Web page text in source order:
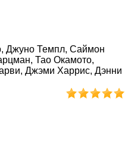
Джуно Темпл, Саймон
Тао Окамото,
Джэми Харрис, Дэнни